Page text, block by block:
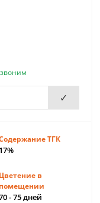
✓
ТГК
17%
Цветение в
помещении
- 75 дней